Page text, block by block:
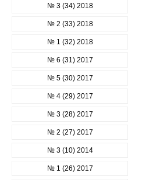
№ 3 (34) 2018
№ 2 (33) 2018
№ 1 (32) 2018
№ 6 (31) 2017
№ 5 (30) 2017
№ 4 (29) 2017
№ 3 (28) 2017
№ 2 (27) 2017
№ 3 (10) 2014
№ 1 (26) 2017